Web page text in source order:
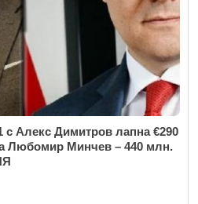
с Алекс Димитров лапна €290
Любомир Минчев – 440 млн.